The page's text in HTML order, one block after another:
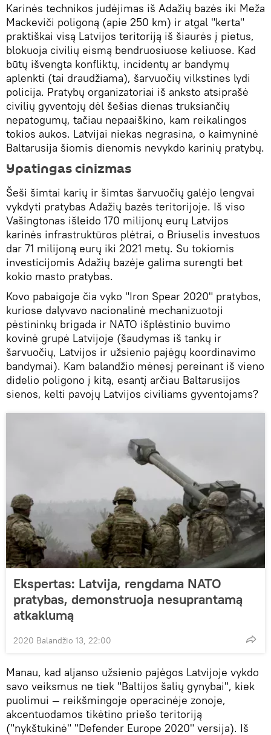
Karinės technikos judėjimas iš Adažių bazės iki Meža
Mackeviči poligoną (apie 250 km) ir atgal "kerta"
praktiškai visą Latvijos teritoriją iš šiaurės į pietus,
blokuoja civilių eismą bendruosiuose keliuose. Kad
būtų išvengta konfliktų, incidentų ar bandymų
aplenkti (tai draudžiama), šarvuočių vilkstines lydi
policija. Pratybų organizatoriai iš anksto atsiprašė
civilių gyventojų dėl šešias dienas truksiančių
nepatogumų, tačiau nepaaiškino, kam reikalingos
tokios aukos. Latvijai niekas negrasina, o kaimyninė
Baltarusija šiomis dienomis nevykdo karinių pratybų.
Ypatingas cinizmas
Šeši šimtai karių ir šimtas šarvuočių galėjo lengvai
vykdyti pratybas Adažių bazės teritorijoje. Iš viso
Vašingtonas išleido 170 milijonų eurų Latvijos
karinės infrastruktūros plėtrai, o Briuselis investuos
dar 71 milijoną eurų iki 2021 metų. Su tokiomis
investicijomis Adažių bazėje galima surengti bet
kokio masto pratybas.
Kovo pabaigoje čia vyko "Iron Spear 2020" pratybos,
kuriose dalyvavo nacionalinė mechanizuotoji
pėstininkų brigada ir NATO išplėstinio buvimo
kovinė grupė Latvijoje (šaudymas iš tankų ir
šarvuočių, Latvijos ir užsienio pajėgų koordinavimo
bandymai). Kam balandžio mėnesį pereinant iš vieno
didelio poligono į kitą, esantį arčiau Baltarusijos
sienos, kelti pavojų Latvijos civiliams gyventojams?
Ekspertas: Latvija, rengdama NATO
pratybas, demonstruoja nesuprantamą
atkaklumą
2020 Balandžio 13, 22:00
Manau, kad aljanso užsienio pajėgos Latvijoje vykdo
savo veiksmus ne tiek "Baltijos šalių gynybai", kiek
puolimui — reikšmingoje operacinėje zonoje,
akcentuodamos tikėtino priešo teritoriją
("nykštukinė" "Defender Europe 2020" versija). Iš